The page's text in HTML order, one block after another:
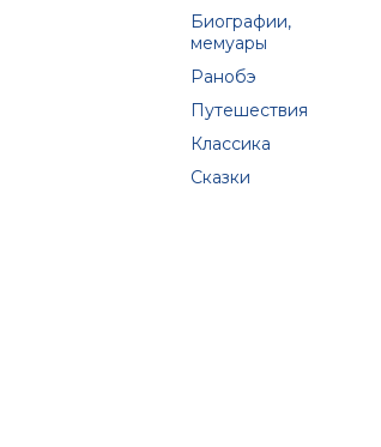
Биографии,
мемуары
Ранобэ
Путешествия
Классика
Сказки